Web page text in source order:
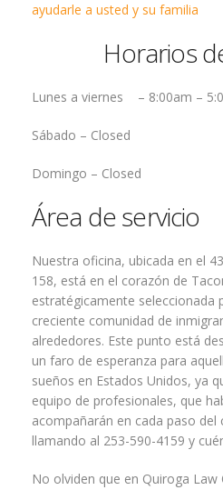
ayudarle a usted y su familia
Horarios
Lunes a viernes – 8:00am –
Sábado – Closed
Domingo – Closed
Área de servicio
Nuestra oficina, ubicada en el
158, está en el corazón de
estratégicamente seleccionada
creciente comunidad de
alrededores. Este punto está
un faro de esperanza para
sueños en Estados Unidos, ya
equipo de profesionales, que
acompañarán en cada paso del
llamando al 253-590-4159 y
No olviden que en Quiroga Law